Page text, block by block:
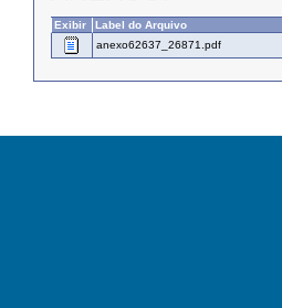
Exibir Label do Arquivo
anexo62637_26871.pdf